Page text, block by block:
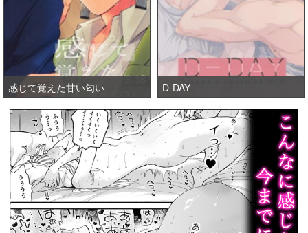
感じて覚えた甘い匂い D-DAY